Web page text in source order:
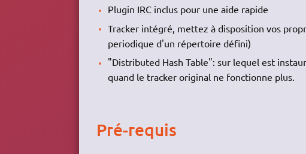
Plugin IRC inclus pour une aide rapide
Tracker intégré, mettez à disposition vos
periodique d'un répertoire défini)
"Distributed Hash Table": sur lequel est
quand le tracker original ne fonctionne plus.
Pré-requis